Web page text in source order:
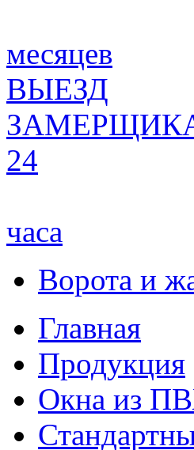
месяцев
ВЫЕЗД
24
часа
Ворота и
Главная
Продукция
Окна из